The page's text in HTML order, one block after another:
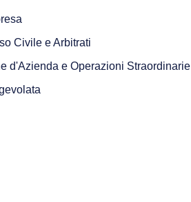
Civile e Arbitrati
d'Azienda e Operazioni Straordinarie